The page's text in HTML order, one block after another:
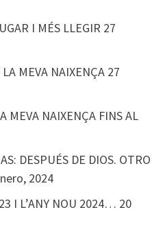
I MÉS LLEGIR 27
MEVA NAIXENÇA 27
MEVA NAIXENÇA FINS AL
DESPUÉS DE DIOS. OTRO
2024
I L’ANY NOU 2024… 20